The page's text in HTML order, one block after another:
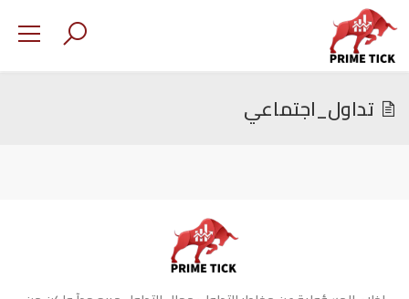
تداول_اجتماعي